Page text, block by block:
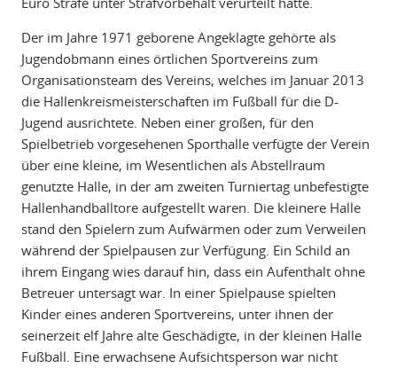
Der im Jahre 1971 geborene Angeklagte gehörte als
Jugendobmann eines örtlichen Sportvereins zum
Organisationsteam des Vereins, welches im Januar 2013
die Hallenkreismeisterschaften im Fußball für die D-
Jugend ausrichtete. Neben einer großen, für den
Spielbetrieb vorgesehenen Sporthalle verfügte der Verein
über eine kleine, im Wesentlichen als Abstellraum
genutzte Halle, in der am zweiten Turniertag unbefestigte
Hallenhandballtore aufgestellt waren. Die kleinere Halle
stand den Spielern zum Aufwärmen oder zum Verweilen
während der Spielpausen zur Verfügung. Ein Schild an
ihrem Eingang wies darauf hin, dass ein Aufenthalt ohne
Betreuer untersagt war. In einer Spielpause spielten
Kinder eines anderen Sportvereins, unter ihnen der
seinerzeit elf Jahre alte Geschädigte, in der kleinen Halle
Fußball. Eine erwachsene Aufsichtsperson war nicht